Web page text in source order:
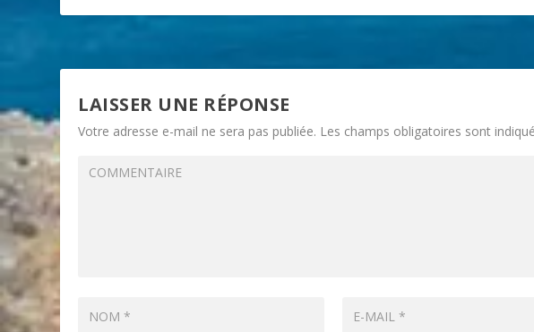
LAISSER UNE RÉPONSE
Votre adresse e-mail ne sera pas publiée. Les champs obligatoires sont